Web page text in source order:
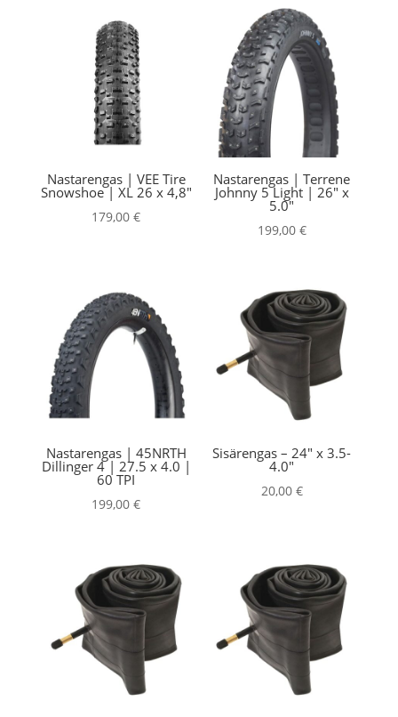
Nastarengas | VEE Tire
Snowshoe | XL 26 x 4,8″
179,00€
Nastarengas | Terrene
Johnny 5 Light | 26″ x
5.0″
199,00 €
Nastarengas | 45NRTH
Dillinger 4 | 27.5 x 4.0 |
60 TPI
199,00€
Sisärengas – 24″ x 3.5-
4.0″
20,00 €